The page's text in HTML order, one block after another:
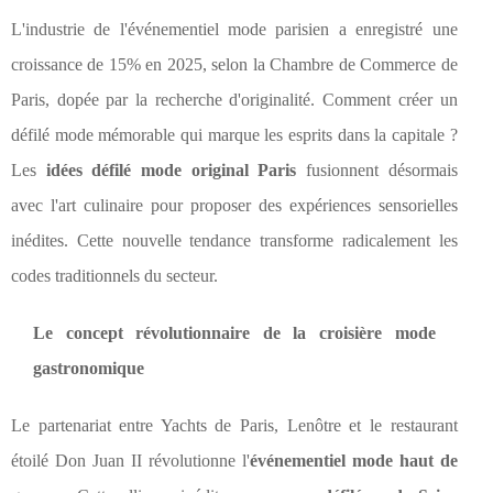
L'industrie de l'événementiel mode parisien a enregistré une
croissance de 15% en 2025, selon la Chambre de Commerce de
Paris, dopée par la recherche d'originalité. Comment créer un
défilé mode mémorable qui marque les esprits dans la capitale ?
Les idées défilé mode original Paris fusionnent désormais
avec l'art culinaire pour proposer des expériences sensorielles
inédites. Cette nouvelle tendance transforme radicalement les
codes traditionnels du secteur.
Le concept révolutionnaire de la croisière mode
gastronomique
Le partenariat entre Yachts de Paris, Lenôtre et le restaurant
étoilé Don Juan II révolutionne l'événementiel mode haut de